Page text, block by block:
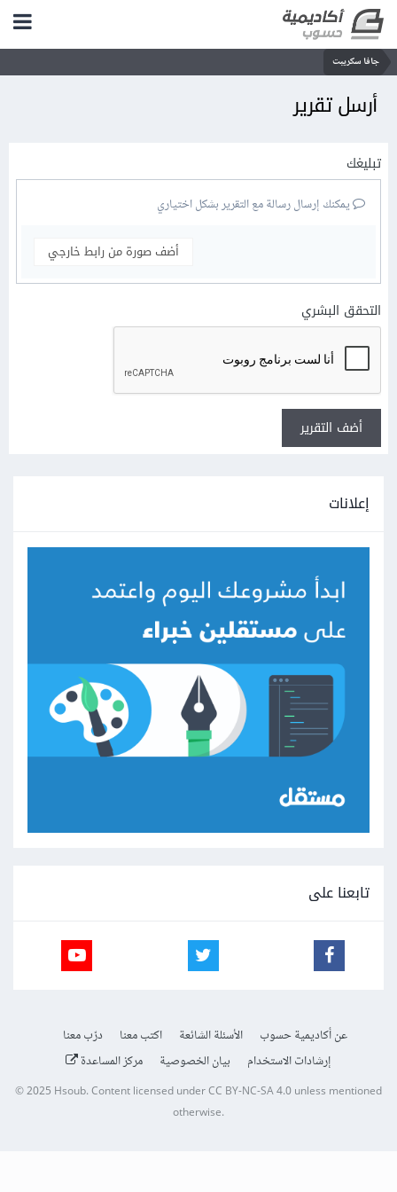
جافا سكريبت
أرسل تقرير
تبليغك
يمكنك إرسال رسالة مع التقرير بشكل اختياري
أضف صورة من رابط خارجي
التحقق البشري
أضف التقرير
إعلانات
تابعنا على
عن أكاديمية حسوب الأسئلة الشائعة اكتب معنا
درّب معنا
إرشادات الاستخدام
بيان الخصوصية مركز المساعدة
© 2025 Hsoub.Content licensed underCC BY-NC-SA 4.0unless mentioned
otherwise.